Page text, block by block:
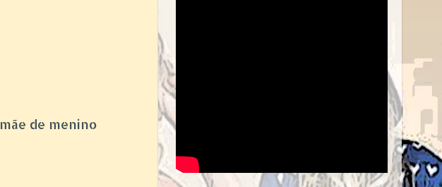
mãe de menino